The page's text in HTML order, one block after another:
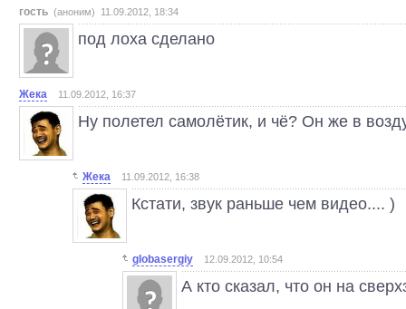
гость (аноним) 11.09.2012, 18:34
под лоха сделано
Жека 11.09.2012, 16:37
Ну полетел самолётик, и чё? Он же в
Жека 11.09.2012, 16:38
Кстати, звук раньше чем видео.... )
globasergiy 12.09.2012, 10:54
А кто сказал, что он на